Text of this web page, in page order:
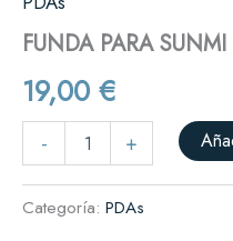
FUNDA PARA
19,00 €
- +
Categoría: PDAs